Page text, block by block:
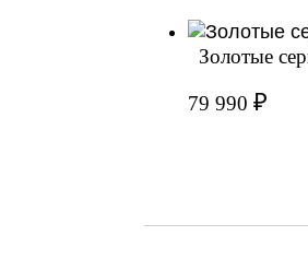
Золотые
79 990 ₽